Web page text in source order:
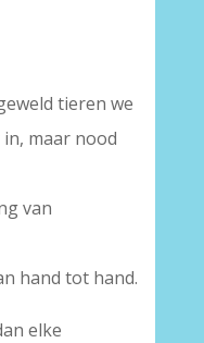
tieren we
maar nood
van
hand tot hand.
elke